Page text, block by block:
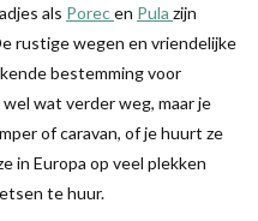
als Porecen Pula zijn
rustige wegen en vriendelijke
bestemming voor
wat verder weg, maar je
of caravan, of je huurt ze
in Europa op veel plekken
te huur.